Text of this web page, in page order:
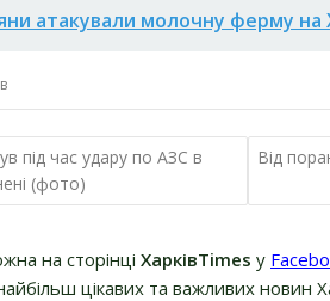
атакували молочну ферму на
під час удару по АЗС в
(фото)
Від
на сторінці ХарківTimes у
цікавих та важливих новин